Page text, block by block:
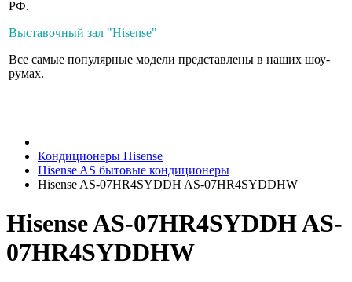
РФ.
Выставочный зал "Hisense"
Все самые популярные модели представлены в наших шоу-
румах.
Кондиционеры Hisense
Hisense AS бытовые кондиционеры
Hisense AS-07HR4SYDDH AS-07HR4SYDDHW
Hisense AS-07HR4SYDDH AS-
07HR4SYDDHW